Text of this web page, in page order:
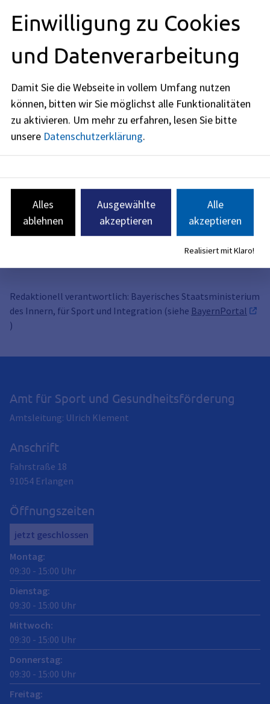
Bearbeitungsdauer
Erforderliche Unterlagen
Formulare
Kosten
Weiterführende Links
Redaktionell verantwortlich: Bayerisches Staatsministerium
des Innern, für Sport und Integration (siehe BayernPortal
)
Amt für Sport und Gesundheitsförderung
Amtsleitung: Ulrich Klement
Anschrift
Fahrstraße 18
91054 Erlangen
Öffnungszeiten
jetzt geschlossen
Montag:
09:30 - 15:00 Uhr
Dienstag:
09:30 - 15:00 Uhr
Mittwoch:
09:30 - 15:00 Uhr
Donnerstag:
09:30 - 15:00 Uhr
Freitag:
Einwilligung zu Cookies
und Datenverarbeitung
Damit Sie die Webseite in vollem Umfang nutzen
können, bitten wir Sie möglichst alle Funktionalitäten
zu aktivieren. Um mehr zu erfahren, lesen Sie bitte
unsere Datenschutzerklärung.
Alles
ablehnen
Ausgewählte
akzeptieren
Alle
akzeptieren
Realisiert mit Klaro!